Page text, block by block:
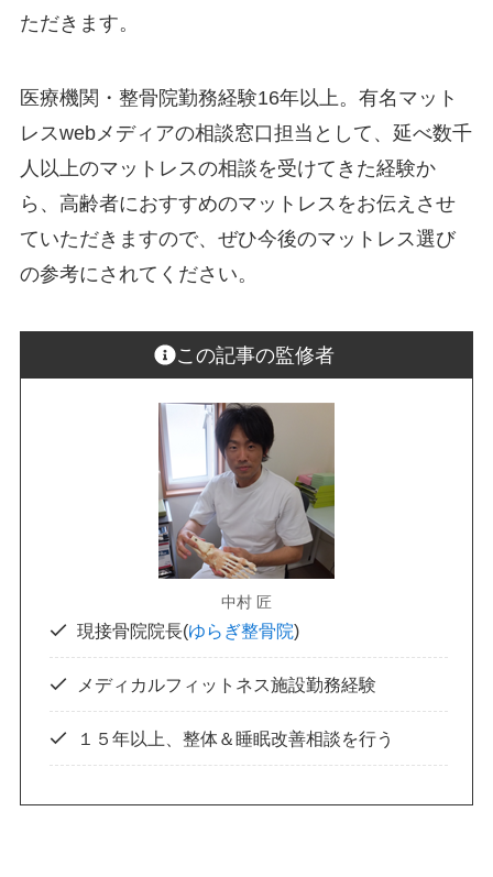
ただきます。
医療機関・整骨院勤務経験16年以上。有名マット
レスwebメディアの相談窓口担当として、延べ数千
人以上のマットレスの相談を受けてきた経験か
ら、高齢者におすすめのマットレスをお伝えさせ
ていただきますので、ぜひ今後のマットレス選び
の参考にされてください。
この記事の監修者
中村 匠
現接骨院院長(ゆらぎ整骨院)
メディカルフィットネス施設勤務経験
１５年以上、整体＆睡眠改善相談を行う